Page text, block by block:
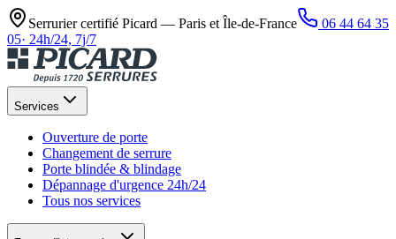
Serrurier certifié Picard — Paris et Île-de-France
06 44 64 35
05· 24h/24, 7j/7
Services
Ouverture de porte
Changement de serrure
Porte blindée & blindage
Dépannage d'urgence 24h/24
Tous nos services